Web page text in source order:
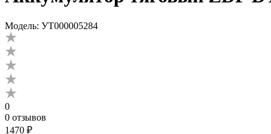
Модель: УТ000005284
0
0 отзывов
1470 ₽